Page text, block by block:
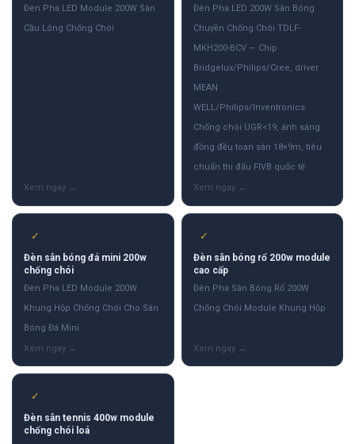
Đèn Pha LED Module 200W Sân
Cầu Lông Chống Chói
Đèn Pha LED 200W Sân Bóng
Chuyền Chống Chói TDLF-
MKH200-BCV — Chip
Bridgelux/Philips/Cree, driver
MEAN
WELL/Philips/Inventronics.
Chống chói UGR<19, ánh sáng
đồng đều toàn sân 18×9m, tiêu
chuẩn thi đấu FIVB quốc tế
✓
Đèn sân bóng đá mini 200w
chống chói
Đèn Pha LED Module 200W
Khung Hộp Chống Chói Cho Sân
Bóng Đá Mini
✓
Đèn sân bóng rổ 200w module
cao cấp
Đèn Pha Sân Bóng Rổ 200W
Chống Chói Module Khung Hộp
✓
Đèn sân tennis 400w module
chống chói loá